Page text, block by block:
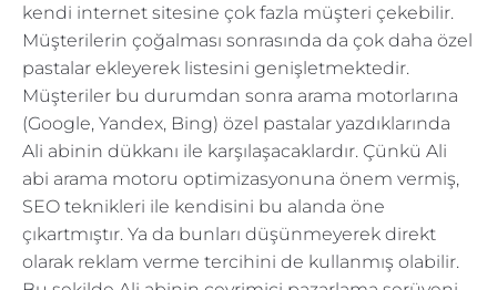
kendi internet sitesine çok fazla müşteri çekebilir.
Müşterilerin çoğalması sonrasında da çok daha özel
pastalar ekleyerek listesini genişletmektedir.
Müşteriler bu durumdan sonra arama motorlarına
(Google, Yandex, Bing) özel pastalar yazdıklarında
Ali abinin dükkanı ile karşılaşacaklardır. Çünkü Ali
abi arama motoru optimizasyonuna önem vermiş,
SEO teknikleri ile kendisini bu alanda öne
çıkartmıştır. Ya da bunları düşünmeyerek direkt
olarak reklam verme tercihini de kullanmış olabilir.